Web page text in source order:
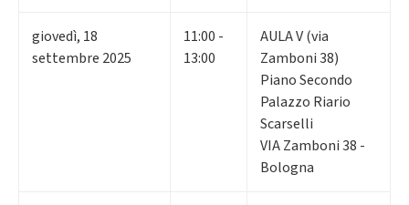
giovedì, 18
settembre 2025
11:00 -
13:00
AULA V (via
Zamboni 38)
Piano Secondo
Palazzo Riario
Scarselli
VIA Zamboni 38 -
Bologna